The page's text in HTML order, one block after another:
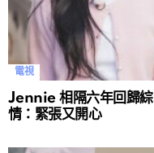
電視
Jennie 相隔六年回歸
情：緊張又開心